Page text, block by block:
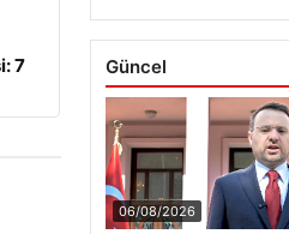
7
Güncel
06/08/2026